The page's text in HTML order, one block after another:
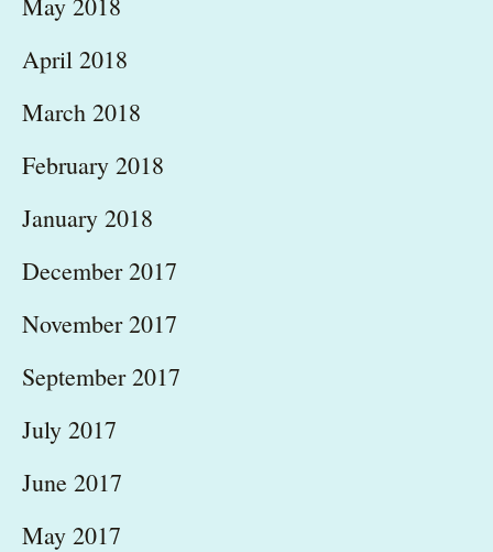
April 2018
March 2018
February 2018
January 2018
December 2017
November 2017
September 2017
July 2017
June 2017
May 2017